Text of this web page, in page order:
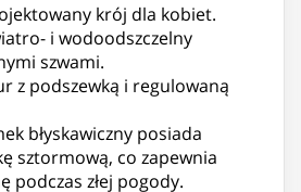
krój dla kobiet.
i wodoodszczelny
szwami.
z podszewką i regulowaną
błyskawiczny posiada
sztormową, co zapewnia
podczas złej pogody.